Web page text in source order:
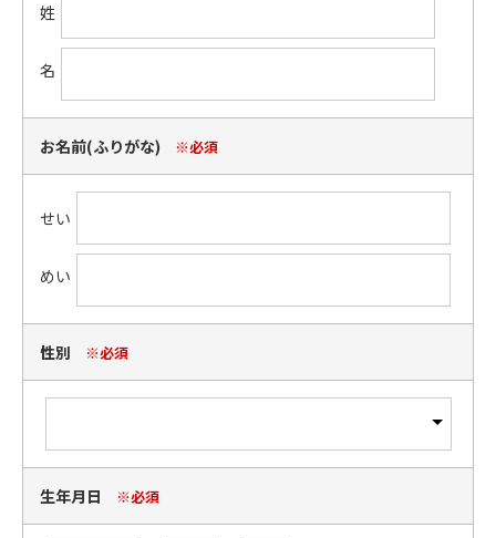
姓
名
お名前(ふりがな) ※必須
せい
めい
性別 ※必須
生年月日 ※必須